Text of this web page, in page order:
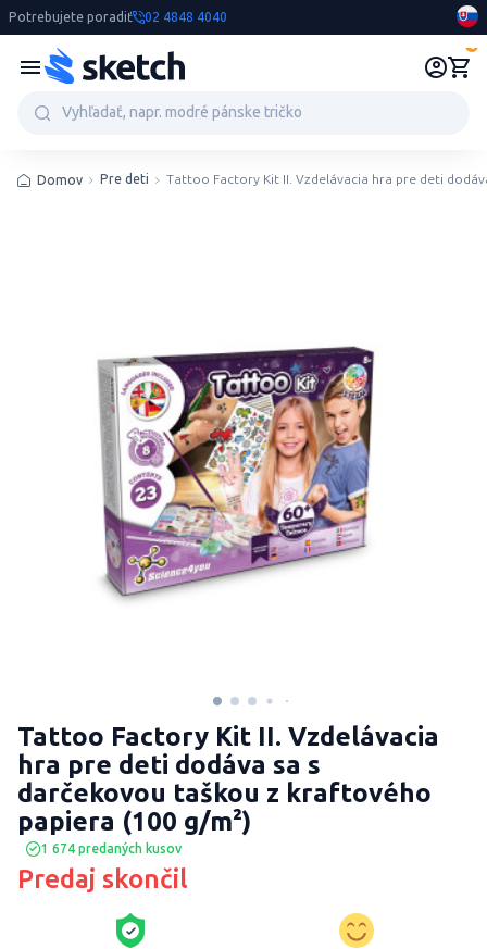
Potrebujete poradiť 02 4848 4040
Domov Pre deti Tattoo Factory Kit II. Vzdelávacia hra pre deti
1 674 predaných kusov
Tattoo Factory Kit II. Vzdelávacia
hra pre deti dodáva sa s
darčekovou taškou z kraftového
papiera (100 g/m²)
Predaj skončil